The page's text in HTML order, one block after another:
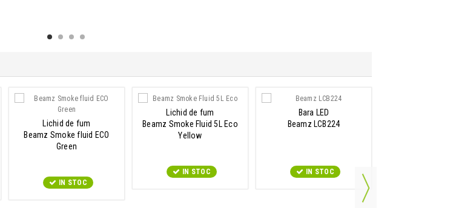
Lichid de fum
Beamz Smoke fluid ECO
Green
IN STOC
Lichid de fum
Beamz Smoke Fluid 5L Eco
Yellow
IN STOC
Bara LED
Beamz LCB224
IN STOC